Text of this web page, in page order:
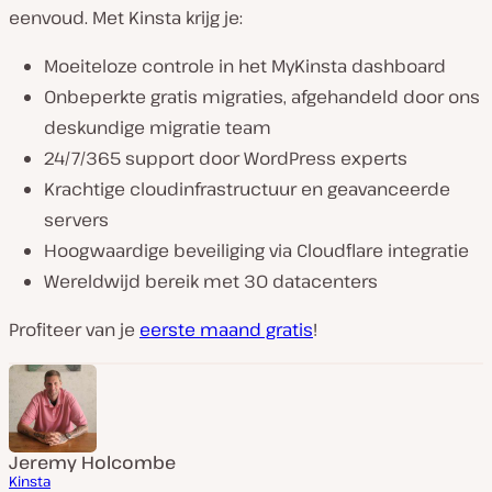
eenvoud. Met Kinsta krijg je:
Moeiteloze controle in het MyKinsta dashboard
Onbeperkte gratis migraties, afgehandeld door ons
deskundige migratie team
24/7/365 support door WordPress experts
Krachtige cloudinfrastructuur en geavanceerde
servers
Hoogwaardige beveiliging via Cloudflare integratie
Wereldwijd bereik met 30 datacenters
Profiteer van je eerste maand gratis!
Jeremy Holcombe
Kinsta